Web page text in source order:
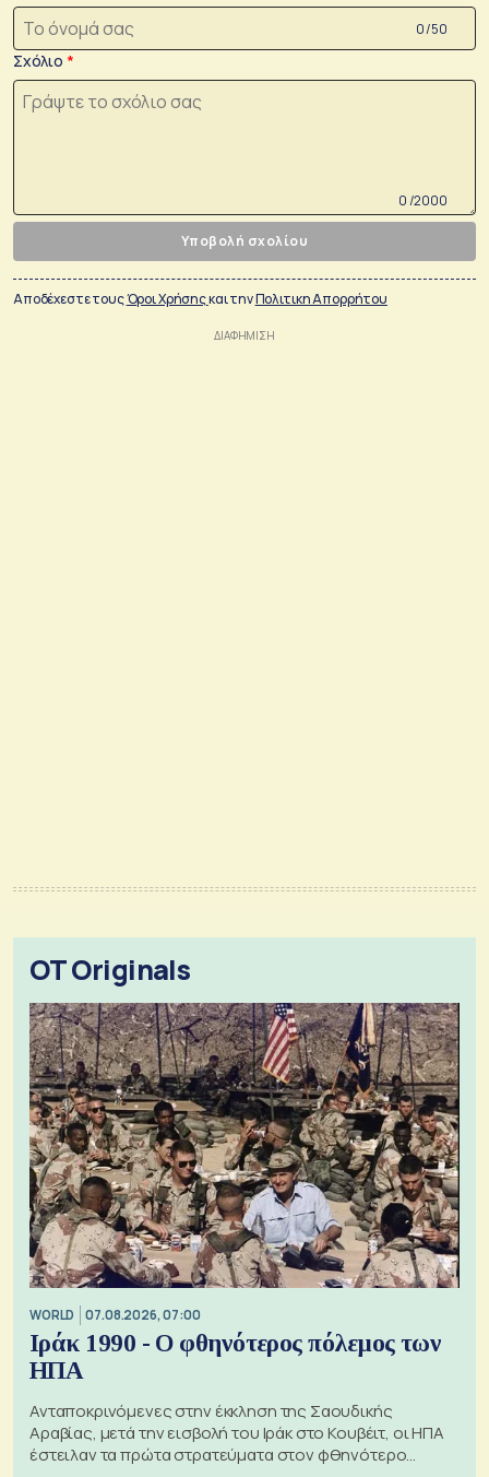
0 /50
Σχόλιο
0 /2000
Υποβολή σχολίου
Αποδέχεστε τουςΌροι Χρήσηςκαι τηνΠολιτικη Απορρήτου
OT Originals
WORLD 07.08.2026, 07:00
Ιράκ 1990 - Ο φθηνότερος πόλεμος των
ΗΠΑ
Ανταποκρινόμενες στην έκκληση της Σαουδικής
Αραβίας, μετά την εισβολή του Ιράκ στο Κουβέιτ, οι ΗΠΑ
έστειλαν τα πρώτα στρατεύματα στον φθηνότερο